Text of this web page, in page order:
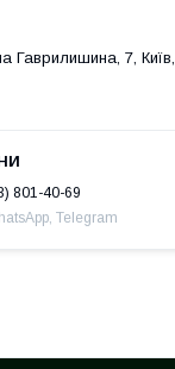
Гаврилишина, 7, Київ,
801-40-69
Telegram